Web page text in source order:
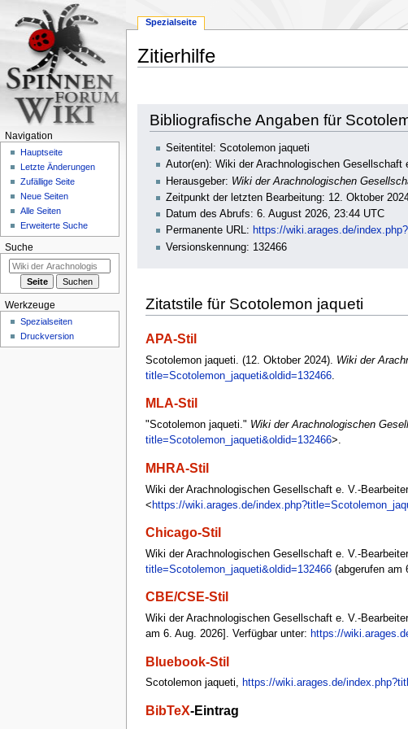
Zitierhilfe
Navigation
springen
Suche
springen
Bibliografische Angaben für
Seitentitel: Scotolemon jaqueti
Autor(en): Wiki der Arachnologischen Gesellschaft
Herausgeber: Wiki der Arachnologischen
Zeitpunkt der letzten Bearbeitung: 12. Oktober
Datum des Abrufs: 6. August 2026, 23:44 UTC
Permanente URL: https://wiki.arages.de/
Versionskennung: 132466
Zitatstile für Scotolemon jaqueti
APA-Stil
Scotolemon jaqueti. (12. Oktober 2024). Wiki der
title=Scotolemon_jaqueti&oldid=132466.
MLA-Stil
"Scotolemon jaqueti." Wiki der Arachnologischen
title=Scotolemon_jaqueti&oldid=132466>.
MHRA-Stil
Wiki der Arachnologischen Gesellschaft e. V.-
< https://wiki.arages.de/
Chicago-Stil
Wiki der Arachnologischen Gesellschaft e. V.-
title=Scotolemon_jaqueti&oldid=132466(abgerufen am
CBE/CSE-Stil
Wiki der Arachnologischen Gesellschaft e. V.-
am 6. Aug. 2026]. Verfügbar unter: https://
Bluebook-Stil
Scotolemon jaqueti, https://wiki.arages.de/
BibTeX-Eintrag
Spezialseite
Navigation
Hauptseite
Letzte Änderungen
Zufällige Seite
Neue Seiten
Alle Seiten
Erweiterte Suche
Suche
Werkzeuge
Spezialseiten
Druckversion